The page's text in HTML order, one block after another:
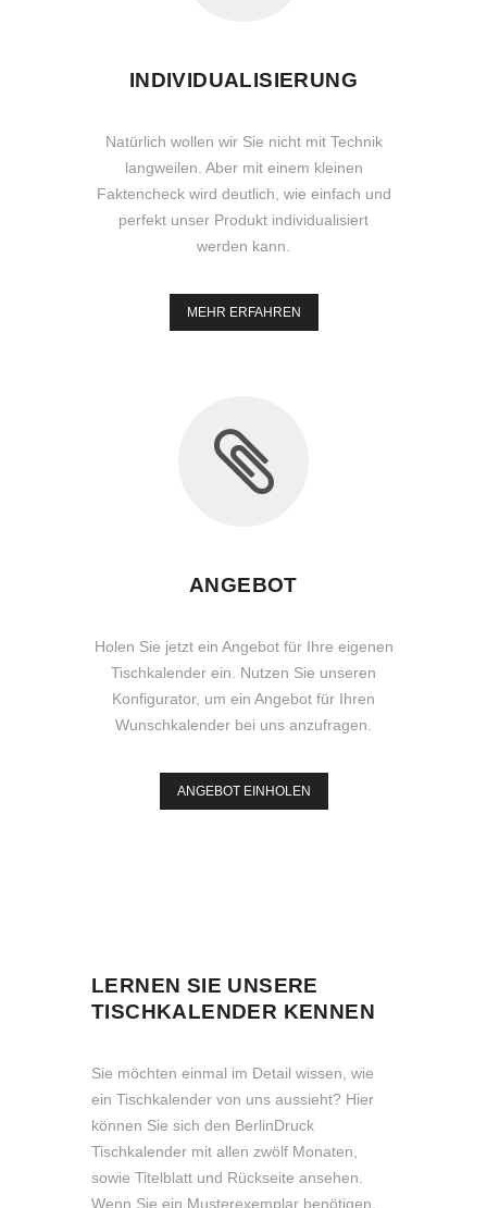
INDIVIDUALISIERUNG
Natürlich wollen wir Sie nicht mit Technik
langweilen. Aber mit einem kleinen
Faktencheck wird deutlich, wie einfach und
perfekt unser Produkt individualisiert
werden kann.
MEHR ERFAHREN
ANGEBOT
Holen Sie jetzt ein Angebot für Ihre eigenen
Tischkalender ein. Nutzen Sie unseren
Konfigurator, um ein Angebot für Ihren
Wunschkalender bei uns anzufragen.
ANGEBOT EINHOLEN
LERNEN SIE UNSERE
TISCHKALENDER KENNEN
Sie möchten einmal im Detail wissen, wie
ein Tischkalender von uns aussieht? Hier
können Sie sich den BerlinDruck
Tischkalender mit allen zwölf Monaten,
sowie Titelblatt und Rückseite ansehen.
Wenn Sie ein Musterexemplar benötigen,